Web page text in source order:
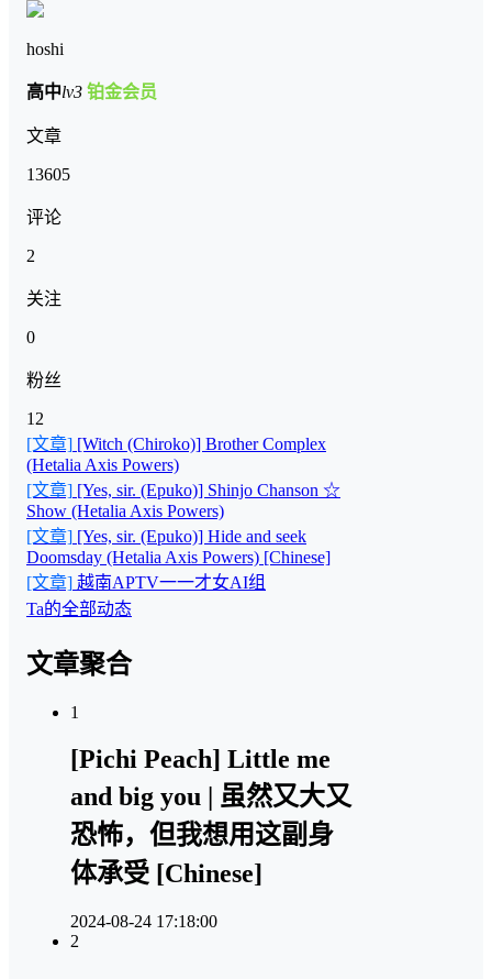
hoshi
高中lv3 铂金会员
文章
13605
评论
2
关注
0
粉丝
12
[文章] [Witch (Chiroko)] Brother Complex
(Hetalia Axis Powers)
[文章] [Yes, sir. (Epuko)] Shinjo Chanson ☆
Show (Hetalia Axis Powers)
[文章] [Yes, sir. (Epuko)] Hide and seek
Doomsday (Hetalia Axis Powers) [Chinese]
[文章] 越南APTV一一才女AI组
Ta的全部动态
文章聚合
1
[Pichi Peach] Little me
and big you | 虽然又大又
恐怖，但我想用这副身
体承受 [Chinese]
2024-08-24 17:18:00
2